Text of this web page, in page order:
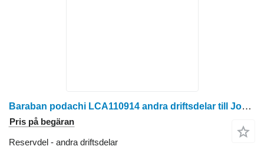
Baraban podachi LCA110914 andra driftsdelar till John Deere 345 Plus radoberoende skärbord för majsskörd
Pris på begäran
Reservdel - andra driftsdelar